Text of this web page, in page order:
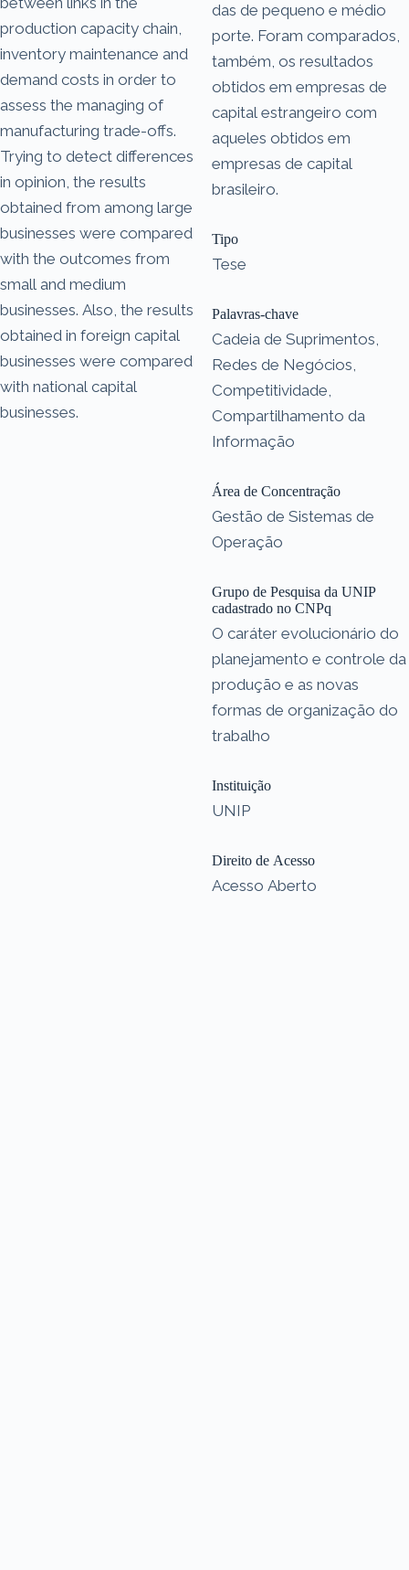
production capacity chain,
inventory maintenance and
demand costs in order to
assess the managing of
manufacturing trade-offs.
Trying to detect differences
in opinion, the results
obtained from among large
businesses were compared
with the outcomes from
small and medium
businesses. Also, the results
obtained in foreign capital
businesses were compared
with national capital
businesses.
das de pequeno e médio
porte. Foram comparados,
também, os resultados
obtidos em empresas de
capital estrangeiro com
aqueles obtidos em
empresas de capital
brasileiro.
Tipo
Tese
Palavras-chave
Cadeia de Suprimentos,
Redes de Negócios,
Competitividade,
Compartilhamento da
Informação
Área de Concentração
Gestão de Sistemas de
Operação
Grupo de Pesquisa da UNIP
cadastrado no CNPq
O caráter evolucionário do
planejamento e controle da
produção e as novas
formas de organização do
trabalho
Instituição
UNIP
Direito de Acesso
Acesso Aberto